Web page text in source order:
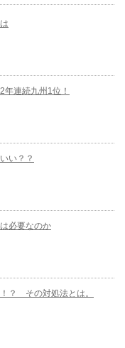
連続九州1位！
い？？
必要なのか
？ その対処法とは。